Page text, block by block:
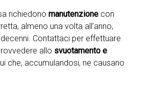
richiedono manutenzione con
almeno una volta all’anno,
Contattaci per effettuare
allo svuotamento e
che, accumulandosi, ne causano